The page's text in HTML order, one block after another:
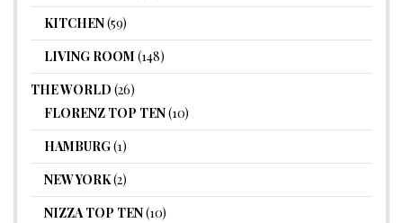
KITCHEN(59)
LIVING ROOM (148)
THE WORLD (26)
FLORENZ TOP TEN(10)
HAMBURG(1)
NEW YORK(2)
NIZZA TOP TEN(10)